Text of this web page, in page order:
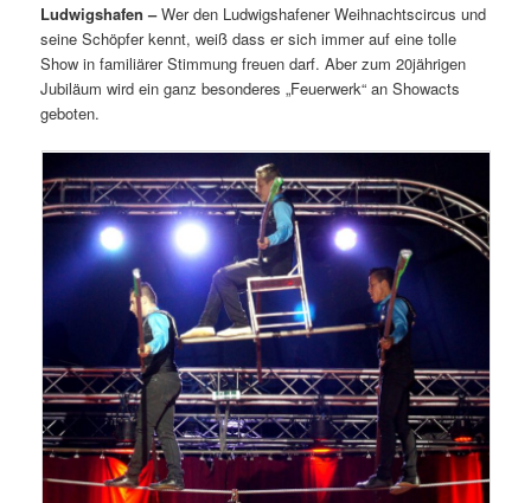
Ludwigshafen –Wer den Ludwigshafener Weihnachtscircus und
seine Schöpfer kennt, weiß dass er sich immer auf eine tolle
Show in familiärer Stimmung freuen darf. Aber zum 20jährigen
Jubiläum wird ein ganz besonderes „Feuerwerk“ an Showacts
geboten.